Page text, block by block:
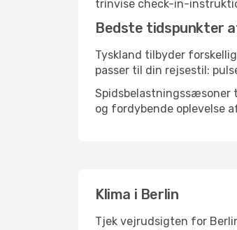
trinvise check-in-
Bedste tidspunkter
Tyskland tilbyder
passer til din rejsestil:
Spidsbelastningssæsoner
og fordybende oplevelse
Klima i Berlin
Tjek vejrudsigten for